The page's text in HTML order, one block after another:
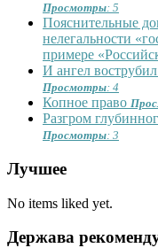
Просмотры: 5
Пояснительные
нелегальности
примере
И ангел
Просмотры: 4
Копное право
Разгром
Просмотры: 3
Лучшее
No items liked yet.
Держава